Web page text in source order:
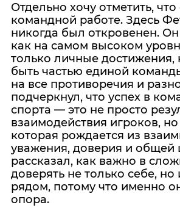
Отдельно хочу отметить,
командной работе. Здесь
никогда был откровенен. Он
как на самом высоком
только личные достижения,
быть частью единой
на все противоречия и
подчеркнул, что успех в
спорта — это не просто
взаимодействия игроков,
которая рождается из
уважения, доверия и общей
рассказал, как важно в
доверять не только себе, но
рядом, потому что именно
опора.